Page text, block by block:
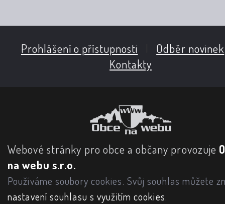
Prohlášení o přístupnosti Odběr novinek
Kontakty
Webové stránky pro obce a občany provozuje
na webu s.r.o.
Používáme soubory cookies. Svůj souhlas můžete
nastavení souhlasu s využitím cookies.